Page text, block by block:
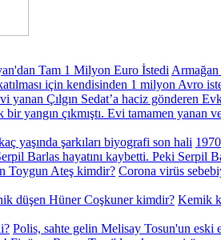
Tam 1 Milyon Euro İstedi
için kendisinden 1 milyon Avro
yanan Çılgın Sedat’a haciz gönderen
yangın çıkmıştı. Evi tamamen yanan
yaşında şarkıları biyografi son hali
Barlas hayatını kaybetti. Peki Serpil
Toygun Ateş kimdir? Corona virüs
düşen Hüner Coşkuner kimdir? Kemik
Polis, sahte gelin Melisay Tosun'un eski